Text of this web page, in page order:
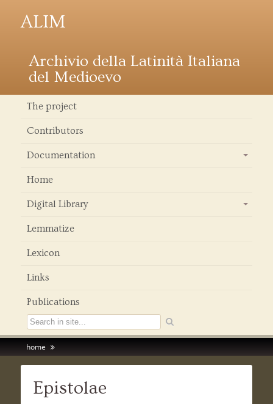
ALIM
Archivio della Latinità Italiana
del Medioevo
The project
Contributors
Documentation
Home
Digital Library
Lemmatize
Lexicon
Links
Publications
home
Epistolae